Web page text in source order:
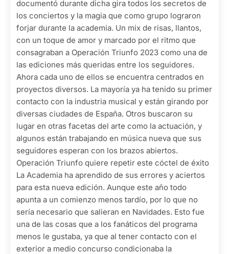
documentó durante dicha gira todos los secretos de
los conciertos y la magia que como grupo lograron
forjar durante la academia. Un mix de risas, llantos,
con un toque de amor y marcado por el ritmo que
consagraban a Operación Triunfo 2023 como una de
las ediciones más queridas entre los seguidores.
Ahora cada uno de ellos se encuentra centrados en
proyectos diversos. La mayoría ya ha tenido su primer
contacto con la industria musical y están girando por
diversas ciudades de España. Otros buscaron su
lugar en otras facetas del arte como la actuación, y
algunos están trabajando en música nueva que sus
seguidores esperan con los brazos abiertos.
Operación Triunfo quiere repetir este cóctel de éxito
La Academia ha aprendido de sus errores y aciertos
para esta nueva edición. Aunque este año todo
apunta a un comienzo menos tardío, por lo que no
sería necesario que salieran en Navidades. Esto fue
una de las cosas que a los fanáticos del programa
menos le gustaba, ya que al tener contacto con el
exterior a medio concurso condicionaba la